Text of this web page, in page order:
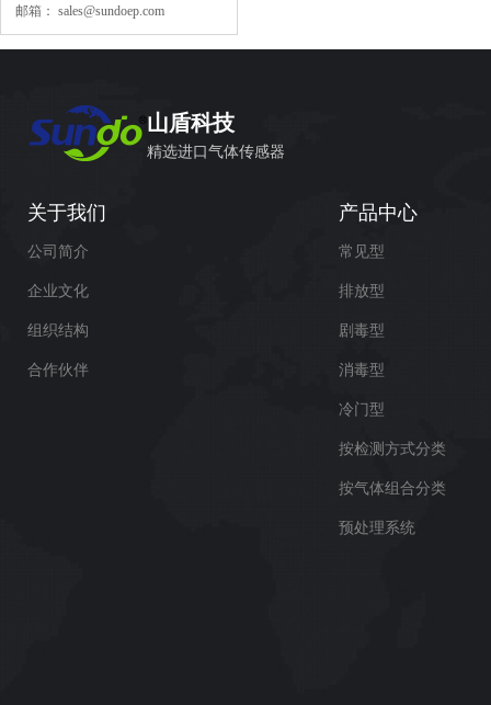
邮箱： sales@sundoep.com
山盾科技
精选进口气体传感器
关于我们
公司简介
企业文化
组织结构
合作伙伴
产品中心
常见型
排放型
剧毒型
消毒型
冷门型
按检测方式分类
按气体组合分类
预处理系统